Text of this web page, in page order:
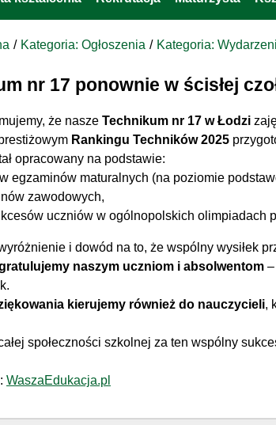
Kategoria: Ogłoszenia Kategoria:
nr 17 ponownie w ścisłej
że nasze Technikum nr 17 w Łodzi
Rankingu Techników 2025
opracowany na podstawie:
egzaminów maturalnych (na poziomie
zawodowych,
uczniów w ogólnopolskich olimpiadach
i dowód na to, że wspólny wysiłek
naszym uczniom i absolwentom
kierujemy również do nauczycieli,
społeczności szkolnej za ten wspólny
WaszaEdukacja.pl